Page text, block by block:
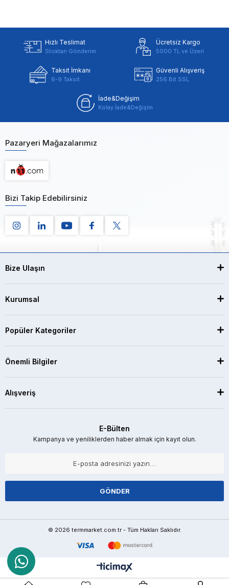
Hızlı Teslimat
Stoktan Gönderim
Ücretsiz Kargo
5000 TL ve Üzeri
Taksit İmkanı
6-9 Taksit
Güvenli Alışveriş
256 Bit SSL
İade&Değişim
Kolay İade&Değişim
Pazaryeri Mağazalarımız
Bizi Takip Edebilirsiniz
Bize Ulaşın
Kurumsal
Popüler Kategoriler
Önemli Bilgiler
Alışveriş
E-Bülten
Kampanya ve yeniliklerden haber almak için kayıt olun.
GÖNDER
© 2026 termmarket.com.tr - Tüm Hakları Saklıdır.